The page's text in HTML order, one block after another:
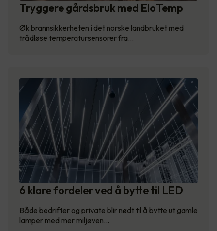
Tryggere gårdsbruk med EloTemp
Øk brannsikkerheten i det norske landbruket med
trådløse temperatursensorer fra…
6 klare fordeler ved å bytte til LED
Både bedrifter og private blir nødt til å bytte ut gamle
lamper med mer miljøven…